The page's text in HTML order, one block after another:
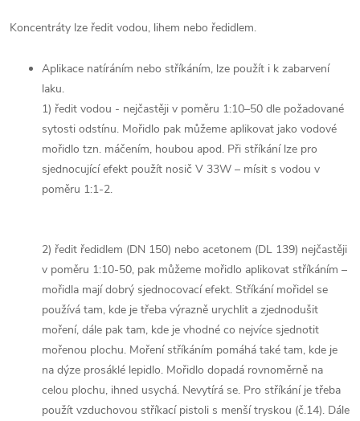
Koncentráty lze ředit vodou, lihem nebo ředidlem.
Aplikace natíráním nebo stříkáním, lze použít i k zabarvení
laku.
1) ředit vodou - nejčastěji v poměru 1:10–50 dle požadované
sytosti odstínu. Mořidlo pak můžeme aplikovat jako vodové
mořidlo tzn. máčením, houbou apod. Při stříkání lze pro
sjednocující efekt použít nosič V 33W – mísit s vodou v
poměru 1:1-2.
2) ředit ředidlem (DN 150) nebo acetonem (DL 139) nejčastěji
v poměru 1:10-50, pak můžeme mořidlo aplikovat stříkáním –
mořidla mají dobrý sjednocovací efekt. Stříkání mořidel se
používá tam, kde je třeba výrazně urychlit a zjednodušit
moření, dále pak tam, kde je vhodné co nejvíce sjednotit
mořenou plochu. Moření stříkáním pomáhá také tam, kde je
na dýze prosáklé lepidlo. Mořidlo dopadá rovnoměrně na
celou plochu, ihned usychá. Nevytírá se. Pro stříkání je třeba
použít vzduchovou stříkací pistoli s menší tryskou (č.14). Dále